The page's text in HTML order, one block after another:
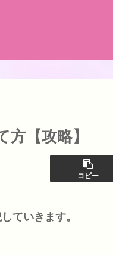
【攻略】
コピー
ていきます。